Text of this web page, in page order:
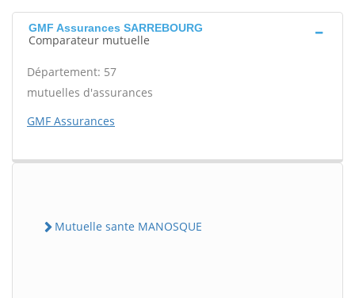
GMF Assurances SARREBOURG
Comparateur mutuelle
Département: 57
mutuelles d'assurances
GMF Assurances
Mutuelle sante MANOSQUE